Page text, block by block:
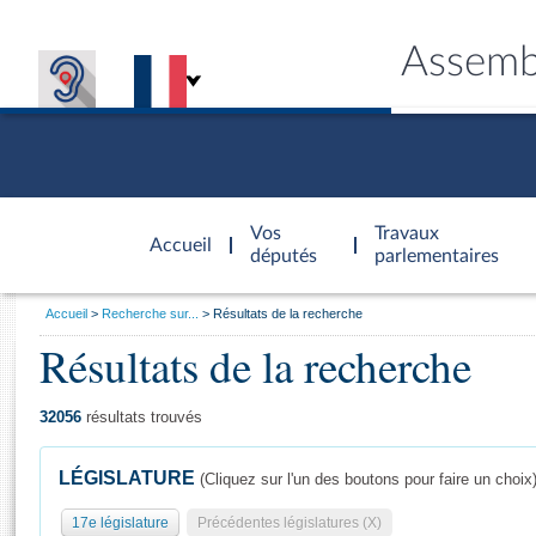
Accueil
d'accueil
Vos
députés
Travaux
parlementaires
Général
Vous
Accueil Recherche sur... Résultats de la recherche
Résultats de la recherche
32056 résultats trouvés
LÉGISLATURE (Cliquez sur l'un des boutons pour faire un choix)
17e législature Précédentes législatures (X)